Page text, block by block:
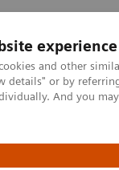
experience
and other
details" or by
And you
Clínicas e
operacional